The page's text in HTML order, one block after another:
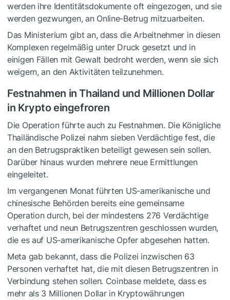
werden ihre Identitätsdokumente oft eingezogen, und sie
werden gezwungen, an Online-Betrug mitzuarbeiten.
Das Ministerium gibt an, dass die Arbeitnehmer in diesen
Komplexen regelmäßig unter Druck gesetzt und in
einigen Fällen mit Gewalt bedroht werden, wenn sie sich
weigern, an den Aktivitäten teilzunehmen.
Festnahmen in Thailand und Millionen Dollar
in Krypto eingefroren
Die Operation führte auch zu Festnahmen. Die Königliche
Thailändische Polizei nahm sieben Verdächtige fest, die
an den Betrugspraktiken beteiligt gewesen sein sollen.
Darüber hinaus wurden mehrere neue Ermittlungen
eingeleitet.
Im vergangenen Monat führten US-amerikanische und
chinesische Behörden bereits eine gemeinsame
Operation durch, bei der mindestens 276 Verdächtige
verhaftet und neun Betrugszentren geschlossen wurden,
die es auf US-amerikanische Opfer abgesehen hatten.
Meta gab bekannt, dass die Polizei inzwischen 63
Personen verhaftet hat, die mit diesen Betrugszentren in
Verbindung stehen sollen. Coinbase meldete, dass es
mehr als 3 Millionen Dollar in Kryptowährungen